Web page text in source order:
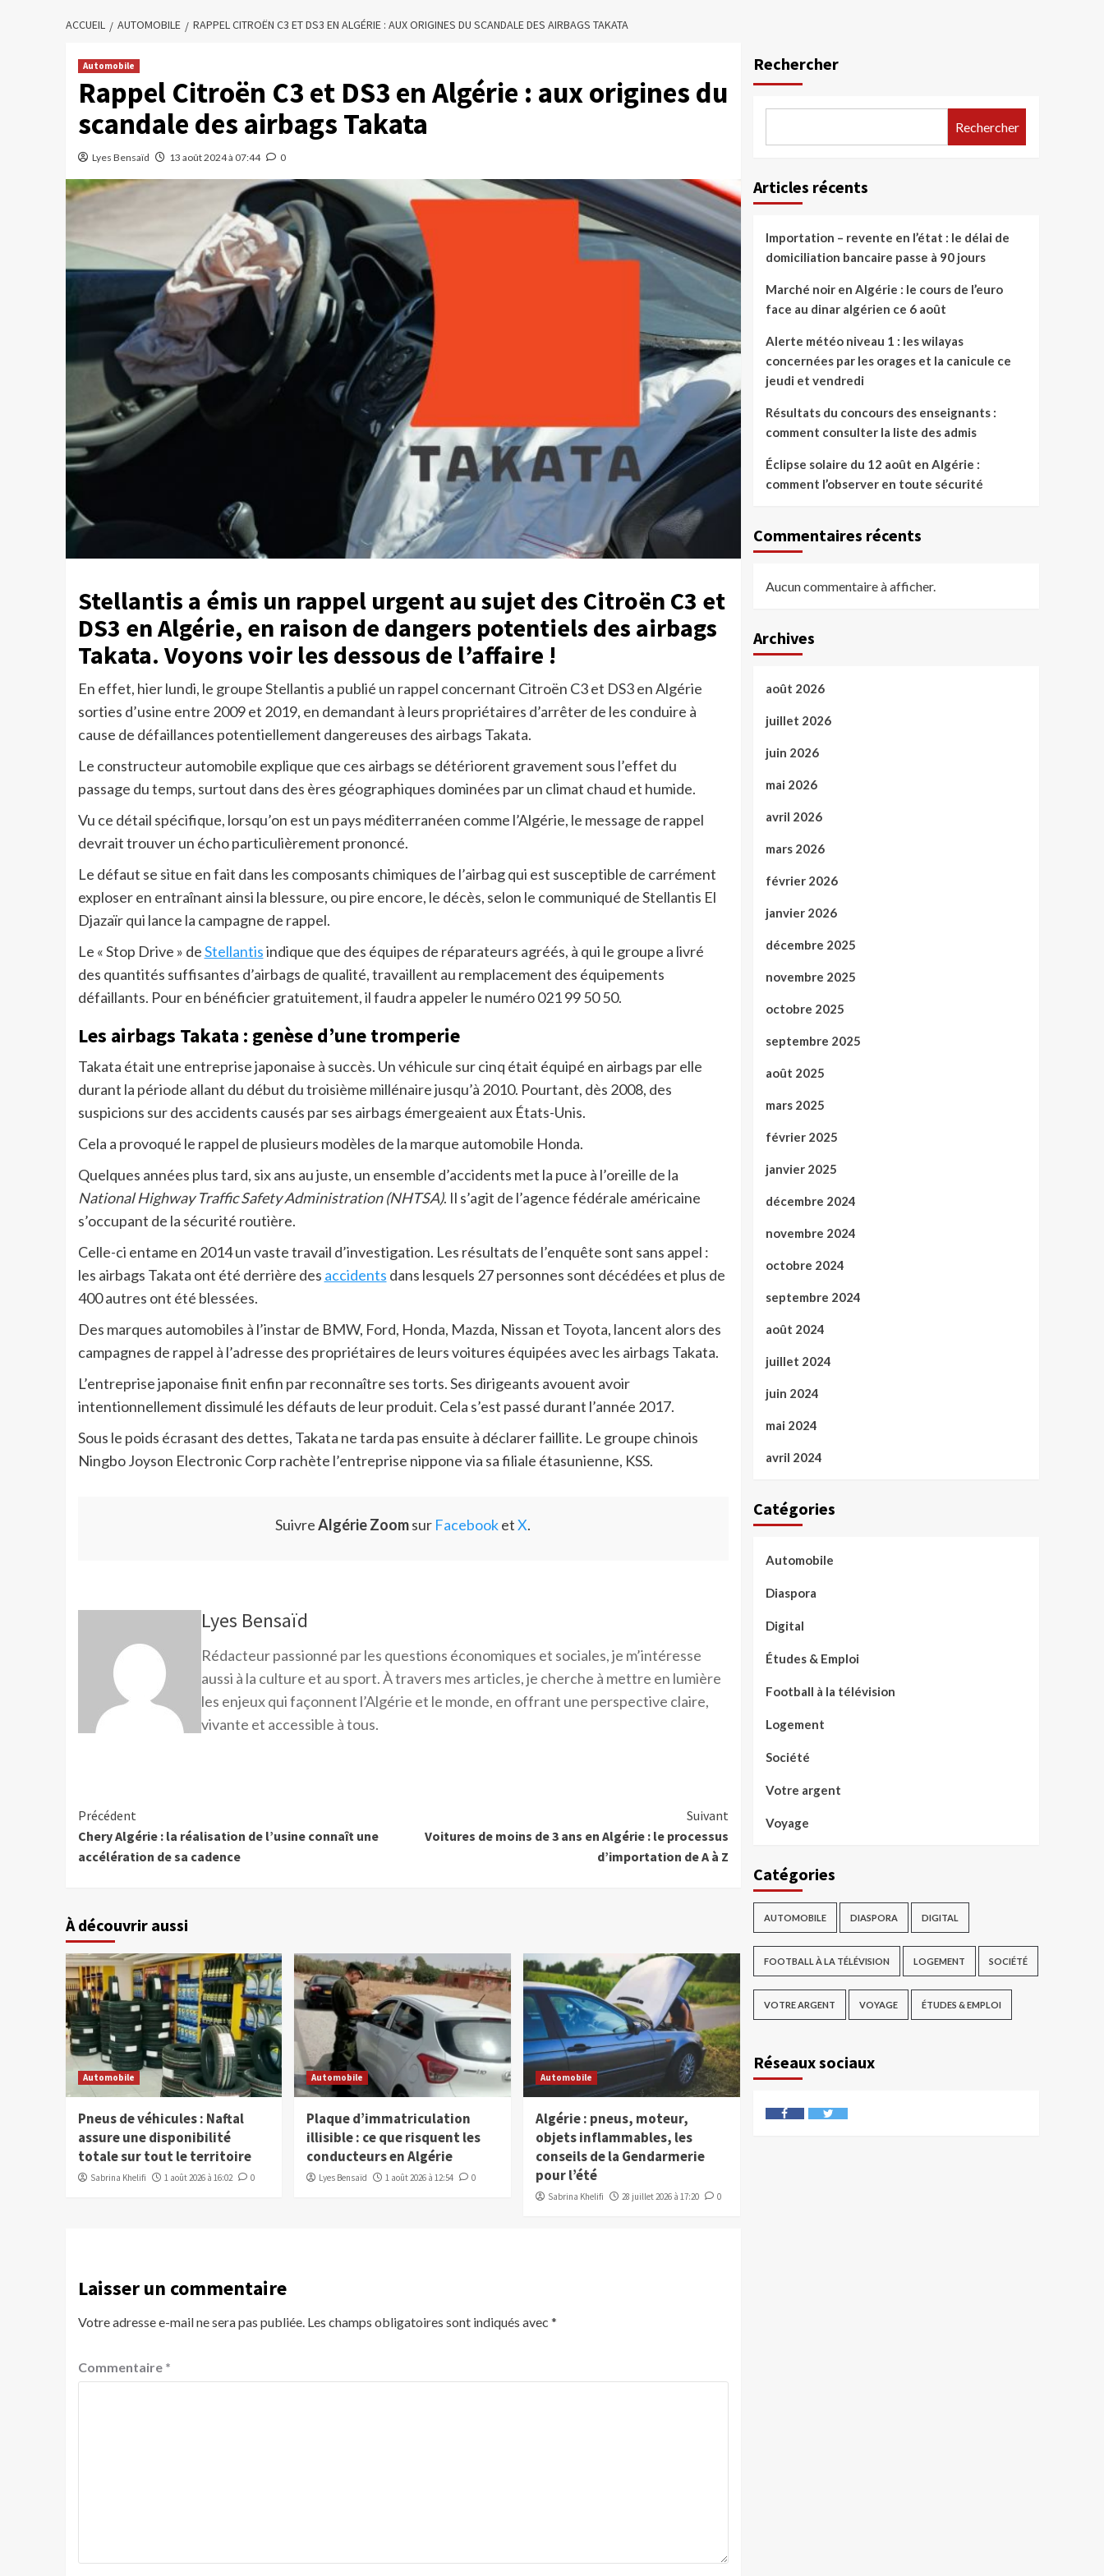
ACCUEIL AUTOMOBILE RAPPEL CITROËN C3 ET DS3 EN ALGÉRIE : AUX ORIGINES DU SCANDALE DES AIRBAGS TAKATA
Automobile
Rappel Citroën C3 et DS3 en Algérie : aux origines du
scandale des airbags Takata
Lyes Bensaïd 13 août 2024 à 07:44 0
Stellantis a émis un rappel urgent au sujet des Citroën C3 et
DS3 en Algérie, en raison de dangers potentiels des airbags
Takata. Voyons voir les dessous de l’affaire !
En effet, hier lundi, le groupe Stellantis a publié un rappel concernant Citroën C3 et DS3 en Algérie
sorties d’usine entre 2009 et 2019, en demandant à leurs propriétaires d’arrêter de les conduire à
cause de défaillances potentiellement dangereuses des airbags Takata.
Le constructeur automobile explique que ces airbags se détériorent gravement sous l’effet du
passage du temps, surtout dans des ères géographiques dominées par un climat chaud et humide.
Vu ce détail spécifique, lorsqu’on est un pays méditerranéen comme l’Algérie, le message de rappel
devrait trouver un écho particulièrement prononcé.
Le défaut se situe en fait dans les composants chimiques de l’airbag qui est susceptible de carrément
exploser en entraînant ainsi la blessure, ou pire encore, le décès, selon le communiqué de Stellantis El
Djazaïr qui lance la campagne de rappel.
Le « Stop Drive » deStellantisindique que des équipes de réparateurs agréés, à qui le groupe a livré
des quantités suffisantes d’airbags de qualité, travaillent au remplacement des équipements
défaillants. Pour en bénéficier gratuitement, il faudra appeler le numéro 021 99 50 50.
Les airbags Takata : genèse d’une tromperie
Takata était une entreprise japonaise à succès. Un véhicule sur cinq était équipé en airbags par elle
durant la période allant du début du troisième millénaire jusqu’à 2010. Pourtant, dès 2008, des
suspicions sur des accidents causés par ses airbags émergeaient aux États-Unis.
Cela a provoqué le rappel de plusieurs modèles de la marque automobile Honda.
Quelques années plus tard, six ans au juste, un ensemble d’accidents met la puce à l’oreille de la
National Highway Traffic Safety Administration (NHTSA). Il s’agit de l’agence fédérale américaine
s’occupant de la sécurité routière.
Celle-ci entame en 2014 un vaste travail d’investigation. Les résultats de l’enquête sont sans appel :
les airbags Takata ont été derrière des accidents dans lesquels 27 personnes sont décédées et plus de
400 autres ont été blessées.
Des marques automobiles à l’instar de BMW, Ford, Honda, Mazda, Nissan et Toyota, lancent alors des
campagnes de rappel à l’adresse des propriétaires de leurs voitures équipées avec les airbags Takata.
L’entreprise japonaise finit enfin par reconnaître ses torts. Ses dirigeants avouent avoir
intentionnellement dissimulé les défauts de leur produit. Cela s’est passé durant l’année 2017.
Sous le poids écrasant des dettes, Takata ne tarda pas ensuite à déclarer faillite. Le groupe chinois
Ningbo Joyson Electronic Corp rachète l’entreprise nippone via sa filiale étasunienne, KSS.
SuivreAlgérie Zoomsur FacebooketX.
Lyes Bensaïd
Rédacteur passionné par les questions économiques et sociales, je m’intéresse
aussi à la culture et au sport. À travers mes articles, je cherche à mettre en lumière
les enjeux qui façonnent l’Algérie et le monde, en offrant une perspective claire,
vivante et accessible à tous.
Précédent
Chery Algérie : la réalisation de l’usine connaît une
accélération de sa cadence
Suivant
Voitures de moins de 3 ans en Algérie : le processus
d’importation de A à Z
À découvrir aussi
Automobile
Pneus de véhicules : Naftal
assure une disponibilité
totale sur tout le territoire
Sabrina Khelifi 1 août 2026 à 16:02 0
Automobile
Plaque d’immatriculation
illisible : ce que risquent les
conducteurs en Algérie
Lyes Bensaïd 1 août 2026 à 12:54 0
Automobile
Algérie : pneus, moteur,
objets inflammables, les
conseils de la Gendarmerie
pour l’été
Sabrina Khelifi 28 juillet 2026 à 17:20 0
Laisser un commentaire
Votre adresse e-mail ne sera pas publiée. Les champs obligatoires sont indiqués avec *
Commentaire *
Rechercher
Rechercher
Articles récents
Importation – revente en l’état : le délai de
domiciliation bancaire passe à 90 jours
Marché noir en Algérie : le cours de l’euro
face au dinar algérien ce 6 août
Alerte météo niveau 1 : les wilayas
concernées par les orages et la canicule ce
jeudi et vendredi
Résultats du concours des enseignants :
comment consulter la liste des admis
Éclipse solaire du 12 août en Algérie :
comment l’observer en toute sécurité
Commentaires récents
Aucun commentaire à afficher.
Archives
août 2026
juillet 2026
juin 2026
mai 2026
avril 2026
mars 2026
février 2026
janvier 2026
décembre 2025
novembre 2025
octobre 2025
septembre 2025
août 2025
mars 2025
février 2025
janvier 2025
décembre 2024
novembre 2024
octobre 2024
septembre 2024
août 2024
juillet 2024
juin 2024
mai 2024
avril 2024
Catégories
Automobile
Diaspora
Digital
Études & Emploi
Football à la télévision
Logement
Société
Votre argent
Voyage
Catégories
AUTOMOBILE DIASPORA DIGITAL
FOOTBALL À LA TÉLÉVISION LOGEMENT SOCIÉTÉ
VOTRE ARGENT VOYAGE ÉTUDES & EMPLOI
Réseaux sociaux